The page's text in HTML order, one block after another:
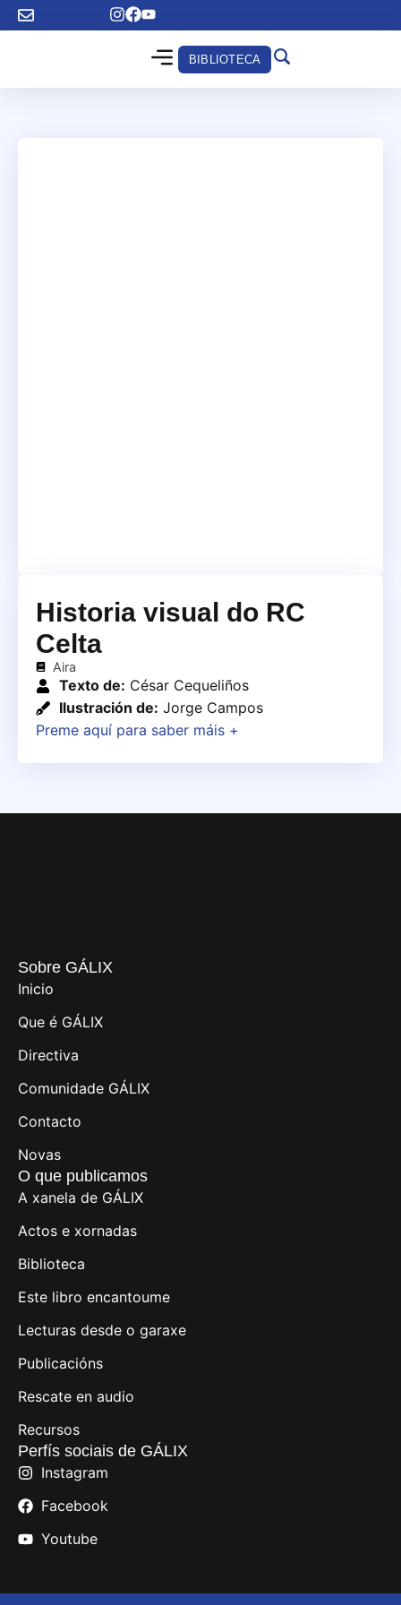
BIBLIOTECA
Historia visual do RC
Celta
Aira
Texto de: César Cequeliños
Ilustración de: Jorge Campos
Preme aquí para saber máis +
Sobre GÁLIX
Inicio
Que é GÁLIX
Directiva
Comunidade GÁLIX
Contacto
Novas
O que publicamos
A xanela de GÁLIX
Actos e xornadas
Biblioteca
Este libro encantoume
Lecturas desde o garaxe
Publicacións
Rescate en audio
Recursos
Perfís sociais de GÁLIX
Instagram
Facebook
Youtube